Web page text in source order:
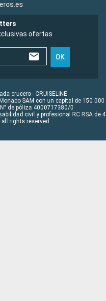
ofertas
OK
crucero - CRUISELINE
SAM con un capital de 150 000
de póliza 4000717380/0
civil y profesional RC RSA de
all rights reserved